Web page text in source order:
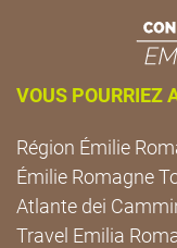
VOUS POURRIEZ
Région Émilie
Émilie Romagne
Atlante dei
Travel Emilia